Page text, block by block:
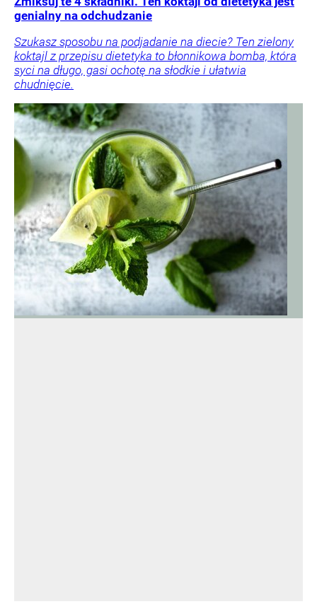
genialny na odchudzanie
Szukasz sposobu na podjadanie na diecie? Ten zielony
koktajl z przepisu dietetyka to błonnikowa bomba, która
syci na długo, gasi ochotę na słodkie i ułatwia
chudnięcie.